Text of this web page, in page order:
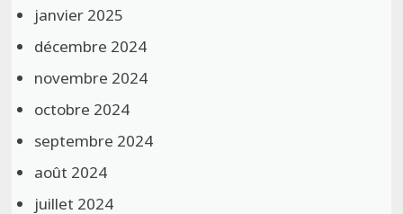
janvier 2025
décembre 2024
novembre 2024
octobre 2024
septembre 2024
août 2024
juillet 2024